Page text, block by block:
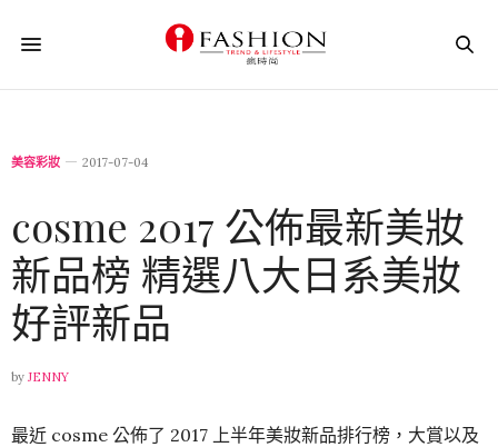
美容彩妝 2017-07-04
cosme 2017 公佈最新美妝
新品榜 精選八大日系美妝
好評新品
by JENNY
最近 cosme 公佈了 2017 上半年美妝新品排行榜，大賞以及